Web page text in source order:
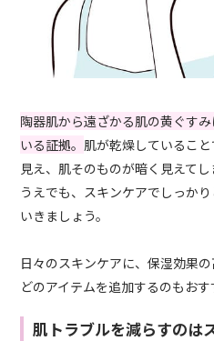
陶器肌から遠ざかる肌の黄ぐす
いる証拠。 肌が乾燥しているこ
見え、肌そのものが暗く見えて
うえでも、スキンケアでしっか
いきましょう。
日々のスキンケアに、保湿効果
どのアイテムを追加するのもおす
肌トラブルを減らすのは